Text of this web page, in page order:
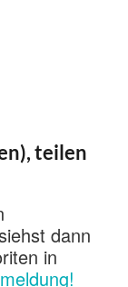
teilen
dann
in